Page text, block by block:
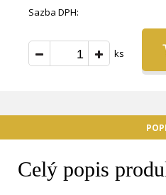
Sazba DPH:
ks
Celý popis